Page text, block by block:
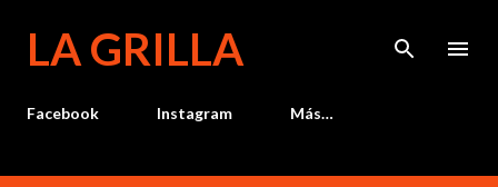
LA GRILLA
Facebook Instagram Más…